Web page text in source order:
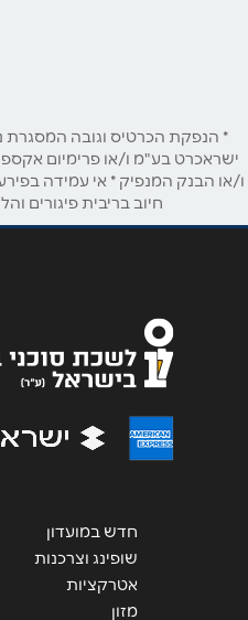
טלפון*
אנא חזרו אלי בקשר ל...
* הנפקת הכרטיס וגובה המסגרת
ישראכרט בע"מ ו/או פרימיום
ו/או הבנק המנפיק * אי עמידה
חיוב בריבית פיגורים
חדש במועדון
שופינג וצרכנות
אטרקציות
מזון